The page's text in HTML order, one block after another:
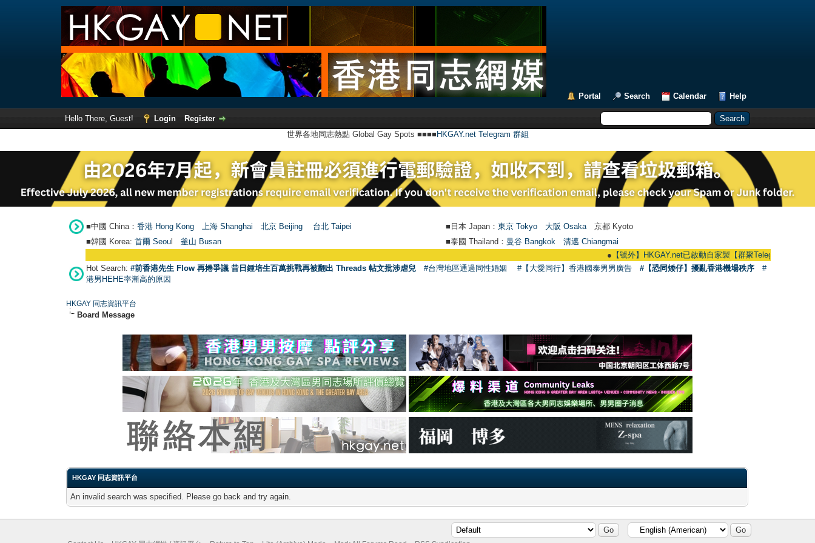
Portal Search Calendar Help
Hello There, Guest! Login
Register
世界各地同志熱點 Global Gay Spots ■■■■ HKGAY.net Telegram 群組
■中國 China： 香港 Hong Kong 上海 Shanghai 北京 Beijing 台北 Taipei ■日本 Japan： 東京 Tokyo 大阪 Osaka 京都 Kyoto
■韓國 Korea: 首爾 Seou 釜山 Busan ■泰國 Thailand： 曼谷 Bangkok
清邁 Chiangmai
【號外】HKGAY.net已啟動自家製【群聚Telegram群組】
Hot Search: #前香港先生 Flow 再捲爭議 昔日鍾培生百萬挑戰再被翻出 Threads 帖文批涉虐兒 #台灣地區通過同性婚姻 #【大愛同行】香港國泰男男廣告 #【恐同矮仔】擾亂香港機場秩序
#
港男HEHE率漸高的原因
HKGAY 同志資訊平台
Board Message
HKGAY 同志資訊平台
An invalid search was specified. Please go back and try again.